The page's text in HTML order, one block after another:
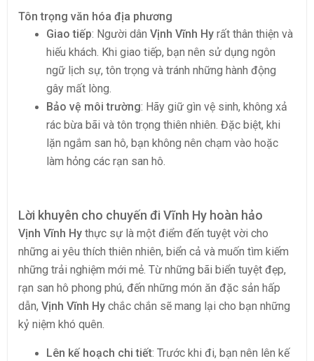
Tôn trọng văn hóa địa phương
Giao tiếp: Người dân Vịnh Vĩnh Hy rất thân thiện và
hiếu khách. Khi giao tiếp, bạn nên sử dụng ngôn
ngữ lịch sự, tôn trọng và tránh những hành động
gây mất lòng.
Bảo vệ môi trường: Hãy giữ gìn vệ sinh, không xả
rác bừa bãi và tôn trọng thiên nhiên. Đặc biệt, khi
lặn ngắm san hô, bạn không nên chạm vào hoặc
làm hỏng các rạn san hô.
Lời khuyên cho chuyến đi Vĩnh Hy hoàn hảo
Vịnh Vĩnh Hy thực sự là một điểm đến tuyệt vời cho
những ai yêu thích thiên nhiên, biển cả và muốn tìm kiếm
những trải nghiệm mới mẻ. Từ những bãi biển tuyệt đẹp,
rạn san hô phong phú, đến những món ăn đặc sản hấp
dẫn, Vịnh Vĩnh Hy chắc chắn sẽ mang lại cho bạn những
kỷ niệm khó quên.
Lên kế hoạch chi tiết: Trước khi đi, bạn nên lên kế